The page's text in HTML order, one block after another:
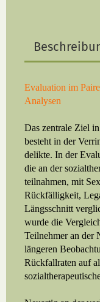
Evaluation im
Analysen
Das zentrale Ziel
besteht in der
delikte. In der
die an der
teilnahmen, mit
Rückfällig­keit,
Längsschnitt
wurde die
Teilnehmer an der
längeren
Rückfallraten auf